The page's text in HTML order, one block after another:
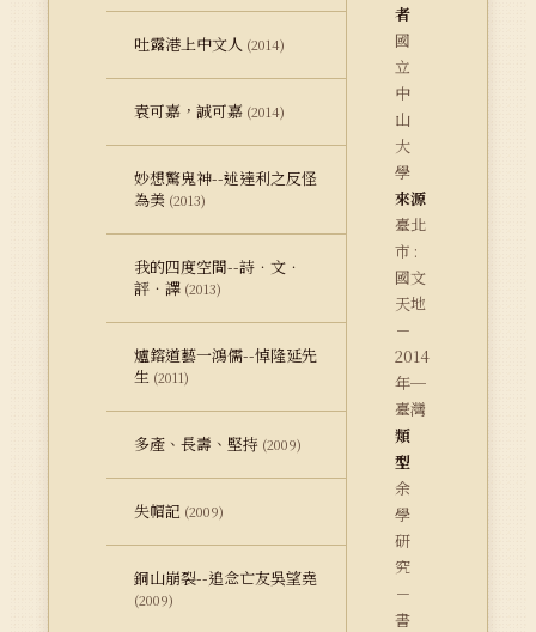
吐露港上中文人 (2014)
袁可嘉，誠可嘉 (2014)
妙想驚鬼神--述達利之反怪
為美 (2013)
我的四度空間--詩．文．
評．譯 (2013)
爐鎔道藝一鴻儒--悼隆延先
生 (2011)
多產、長壽、堅持 (2009)
失帽記 (2009)
銅山崩裂--追念亡友吳望堯
(2009)
者
國
立
中
山
大
學
來源
臺北
市 :
國文
天地
－
2014
年─
臺灣
類
型
余
學
研
究
－
書